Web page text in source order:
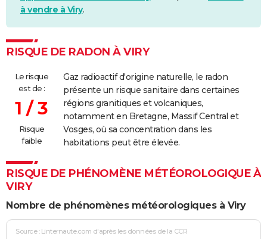
à vendre à Viry.
RISQUE DE RADON À VIRY
Le risque
est de :
1 / 3
Risque
faible
Gaz radioactif d'origine naturelle, le radon
présente un risque sanitaire dans certaines
régions granitiques et volcaniques,
notamment en Bretagne, Massif Central et
Vosges, où sa concentration dans les
habitations peut être élevée.
RISQUE DE PHÉNOMÈNE MÉTÉOROLOGIQUE À
VIRY
Nombre de phénomènes météorologiques à Viry
Source : Linternaute.com d'après les données de la CCR